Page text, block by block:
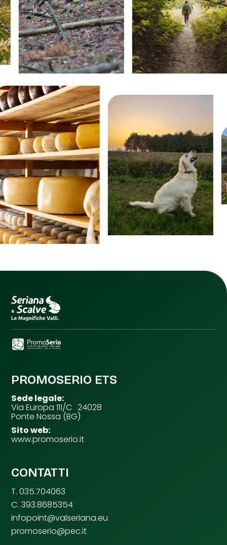
PROMOSERIO ETS
Sede legale:
Via Europa 111/C 24028
Ponte Nossa (BG)
Sito web:
www.promoserio.it
CONTATTI
T. 035.704063
C. 393.8685354
infopoint@valseriana.eu
promoserio@pec.it